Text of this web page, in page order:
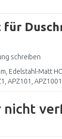
für
schreiben
Edelstahl-Matt
APZ101,
nicht